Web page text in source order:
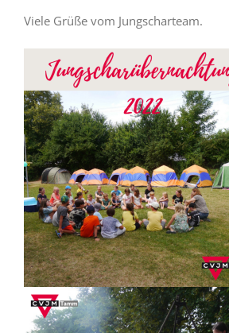
Viele Grüße vom Jungscharteam.